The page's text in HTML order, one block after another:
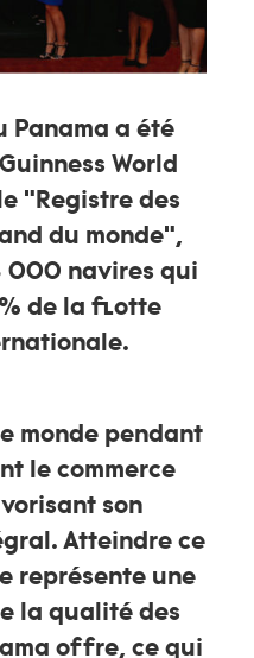
Panama a été
Guinness World
"Registre des
du monde",
000 navires qui
de la flotte
monde pendant
le commerce
son
Atteindre ce
représente une
la qualité des
offre, ce qui